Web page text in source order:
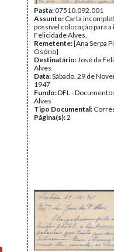
Pasta:07510.092.001
Assunto: Carta
possível colocação para a
Felicidade Alves.
Remetente:[Ana Serpa
Osório]
Destinatário:José da
Alves
Data:Sábado, 29 de
1947
Fundo:DFL -
Alves
Tipo Documental:
Página(s):2